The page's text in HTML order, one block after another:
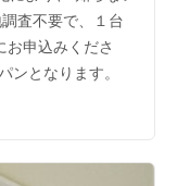
査不要で、１台
お申込みくださ
となります。